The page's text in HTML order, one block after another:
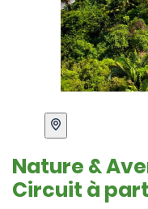
Nature &
Circuit à